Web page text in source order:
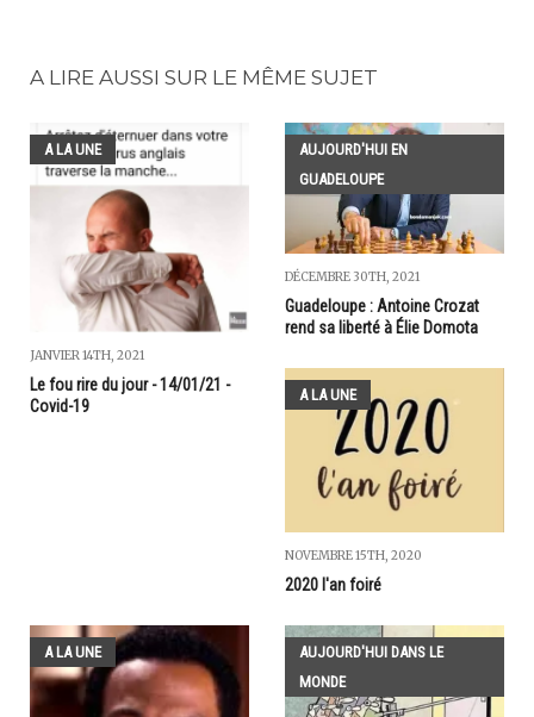
A LIRE AUSSI SUR LE MÊME SUJET
A LA UNE
JANVIER 14TH, 2021
Le fou rire du jour - 14/01/21 -
Covid-19
AUJOURD'HUI EN
GUADELOUPE
DÉCEMBRE 30TH, 2021
Guadeloupe : Antoine Crozat
rend sa liberté à Élie Domota
A LA UNE
NOVEMBRE 15TH, 2020
2020 l'an foiré
A LA UNE
AUJOURD'HUI DANS LE
MONDE